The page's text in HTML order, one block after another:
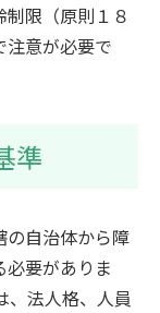
限（原則１８
注意が必要で
準
の自治体から障
要がありま
、法人格、人員